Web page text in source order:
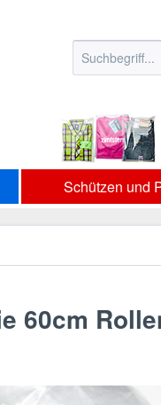
Schützen und
60cm